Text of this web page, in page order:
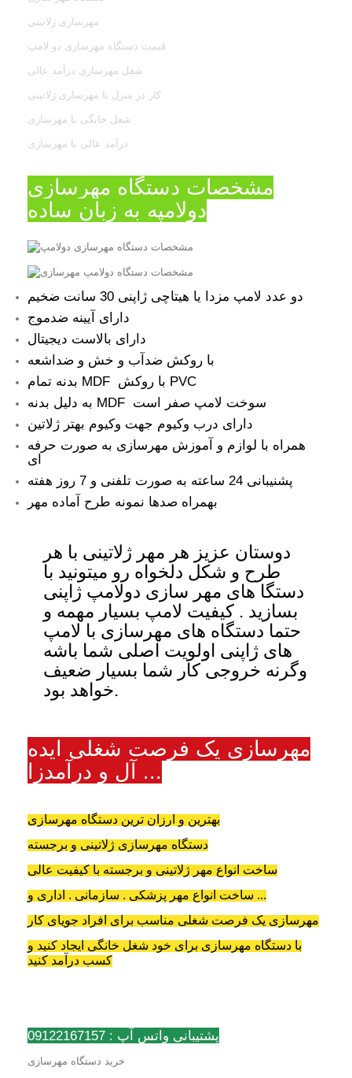
مهرسازی ژلاتینی
قیمت دستگاه مهرسازی دو لامپ
شغل مهرسازی درآمد عالی
کار در منزل با مهرسازی ژلاتینی
شغل خانگی با مهرسازی
درآمد عالی با مهرسازی
مشخصات دستگاه مهرسازی
دولامپه به زبان ساده
دو عدد لامپ مزدا یا هیتاچی ژاپنی 30 سانت ضخیم
دارای آیینه ضدموج
دارای بالاست دیجیتال
با روکش ضدآب و خش و ضداشعه
بدنه تمام MDF با روکش PVC
به دلیل بدنه MDF سوخت لامپ صفر است
دارای درب وکیوم جهت وکیوم بهتر ژلاتین
همراه با لوازم و آموزش مهرسازی به صورت حرفه
ای
پشنیبانی 24 ساعته به صورت تلفنی و 7 روز هفته
بهمراه صدها نمونه طرح آماده مهر
دوستان عزیز هر مهر ژلاتینی با هر
طرح و شکل دلخواه رو میتونید با
دستگا های مهر سازی دولامپ ژاپنی
بسازید . کیفیت لامپ بسیار مهمه و
حتما دستگاه های مهرسازی با لامپ
های ژاپنی اولویت اصلی شما باشه
وگرنه خروجی کار شما بسیار ضعیف
خواهد بود.
مهرسازی یک فرصت شغلی ایده
آل و درآمدزا ...
بهترین و ارزان ترین دستگاه مهرسازی
دستگاه مهرسازی ژلاتینی و برجسته
ساخت انواع مهر ژلاتینی و برجسته با کیفیت عالی
ساخت انواع مهر پزشکی . سازمانی . اداری و ...
مهرسازی یک فرصت شغلی مناسب برای افراد جویای کار
با دستگاه مهرسازی برای خود شغل خانگی ایجاد کنید و
کسب درآمد کنید
پشتیبانی واتس آپ : 09122167157
خرید دستگاه مهرسازی